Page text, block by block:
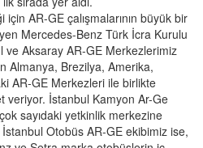
AR-GE çalışmalarının büyük bir
Mercedes-Benz Türk İcra Kurulu
ve Aksaray AR-GE Merkezlerimiz
Almanya, Brezilya, Amerika,
AR-GE Merkezleri ile birlikte
veriyor. İstanbul Kamyon Ar-Ge
sayıdaki yetkinlik merkezine
Otobüs AR-GE ekibimiz ise,